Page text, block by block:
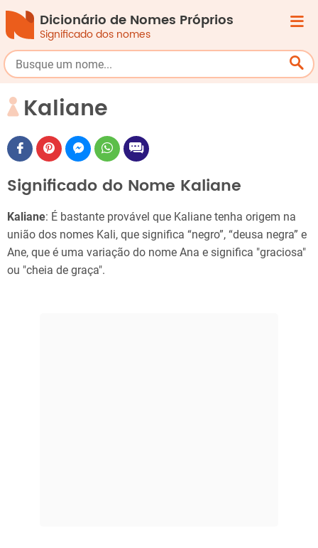
Dicionário de Nomes Próprios
Significado dos nomes
Kaliane
Significado do Nome Kaliane
Kaliane: É bastante provável que Kaliane tenha origem na
união dos nomes Kali, que significa “negro”, “deusa negra” e
Ane, que é uma variação do nome Ana e significa "graciosa"
ou "cheia de graça".